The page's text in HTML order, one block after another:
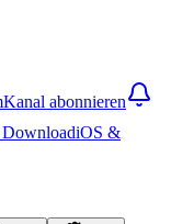
Kanal abonnieren
iOS &